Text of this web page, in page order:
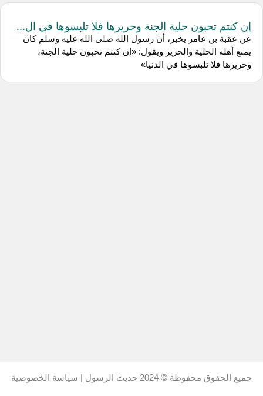
إن كنتم تحبون حلية الجنة وحريرها فلا تلبسوها في ال...
عن عقبة بن عامر يخبر، أن رسول الله صلى الله عليه وسلم كان
يمنع أهله الحلية والحرير ويقول: «إن كنتم تحبون حلية الجنة،
وحريرها فلا تلبسوها في الدنيا»
جميع الحقوق محفوظة © 2024 حديث الرسول | سياسة الخصوصية